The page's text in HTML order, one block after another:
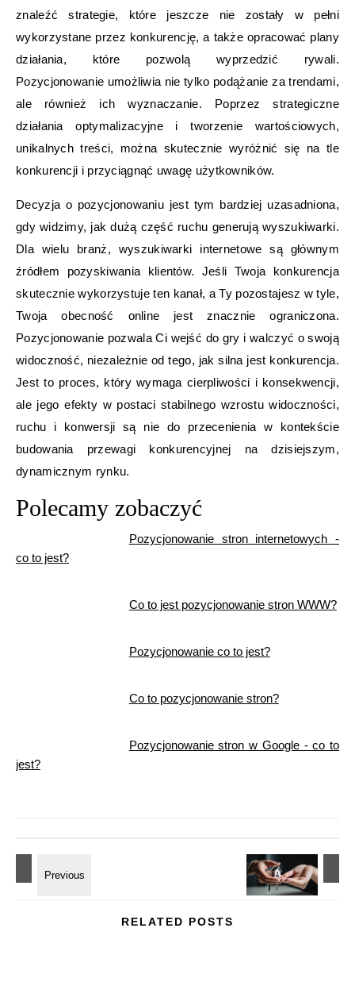
znaleźć strategie, które jeszcze nie zostały w pełni
wykorzystane przez konkurencję, a także opracować plany
działania, które pozwolą wyprzedzić rywali.
Pozycjonowanie umożliwia nie tylko podążanie za trendami,
ale również ich wyznaczanie. Poprzez strategiczne
działania optymalizacyjne i tworzenie wartościowych,
unikalnych treści, można skutecznie wyróżnić się na tle
konkurencji i przyciągnąć uwagę użytkowników.
Decyzja o pozycjonowaniu jest tym bardziej uzasadniona,
gdy widzimy, jak dużą część ruchu generują wyszukiwarki.
Dla wielu branż, wyszukiwarki internetowe są głównym
źródłem pozyskiwania klientów. Jeśli Twoja konkurencja
skutecznie wykorzystuje ten kanał, a Ty pozostajesz w tyle,
Twoja obecność online jest znacznie ograniczona.
Pozycjonowanie pozwala Ci wejść do gry i walczyć o swoją
widoczność, niezależnie od tego, jak silna jest konkurencja.
Jest to proces, który wymaga cierpliwości i konsekwencji,
ale jego efekty w postaci stabilnego wzrostu widoczności,
ruchu i konwersji są nie do przecenienia w kontekście
budowania przewagi konkurencyjnej na dzisiejszym,
dynamicznym rynku.
Polecamy zobaczyć
Pozycjonowanie stron internetowych -
co to jest?
Co to jest pozycjonowanie stron WWW?
Pozycjonowanie co to jest?
Co to pozycjonowanie stron?
Pozycjonowanie stron w Google - co to
jest?
RELATED POSTS